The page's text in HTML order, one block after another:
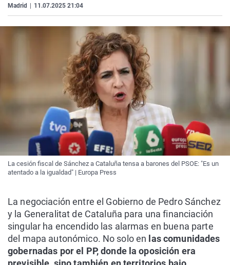
Madrid 11.07.2025 21:04
La cesión fiscal de Sánchez a Cataluña tensa a barones del PSOE: "Es un
atentado a la igualdad" | Europa Press
La negociación entre el Gobierno de Pedro Sánchez
y la Generalitat de Cataluña para una financiación
singular ha encendido las alarmas en buena parte
del mapa autonómico. No solo en las comunidades
gobernadas por el PP, donde la oposición era